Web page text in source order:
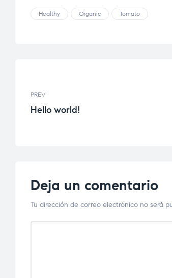
Healthy Organic Tomato
PREV
Hello world!
Deja un comentario
Tu dirección de correo electrónico no será